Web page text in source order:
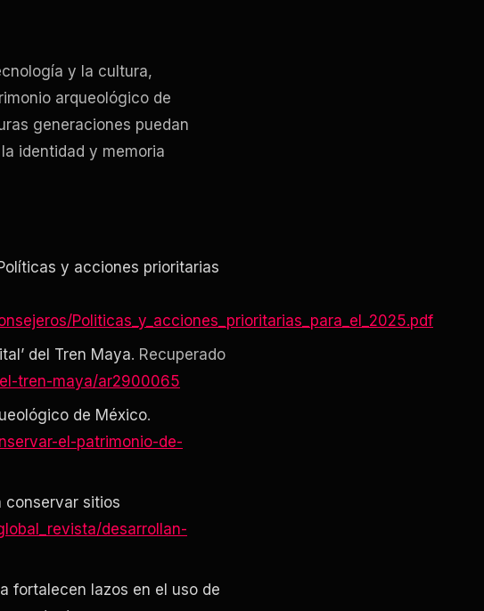
y la cultura,
arqueológico de
generaciones puedan
identidad y memoria
y acciones prioritarias
Politicas_y_acciones_prioritarias_para_el_2025.pdf
del Tren Maya. Recuperado
tren-maya/ar2900065
de México.
el-patrimonio-de-
conservar sitios
desarrollan-
fortalecen lazos en el uso de